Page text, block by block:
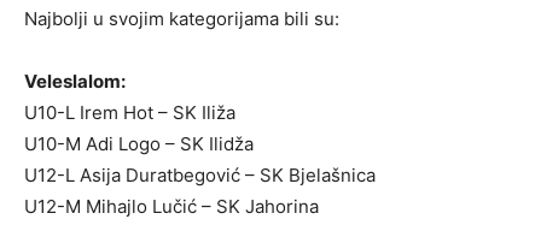
Najbolji u svojim kategorijama bili su:
Veleslalom:
U10-L Irem Hot – SK Iliža
U10-M Adi Logo – SK Ilidža
U12-L Asija Duratbegović – SK Bjelašnica
U12-M Mihajlo Lučić – SK Jahorina